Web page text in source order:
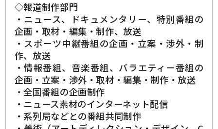
◇報道制作部門
・ニュース、ドキュメンタリー、特別番組の
企画・取材・編集・制作、放送
・スポーツ中継番組の企画・立案・渉外・制
作、放送
・情報番組、音楽番組、バラエティー番組の
企画・立案・渉外・取材・編集・制作・放送
・全国番組の企画制作
・ニュース素材のインターネット配信
・系列局などとの番組共同制作